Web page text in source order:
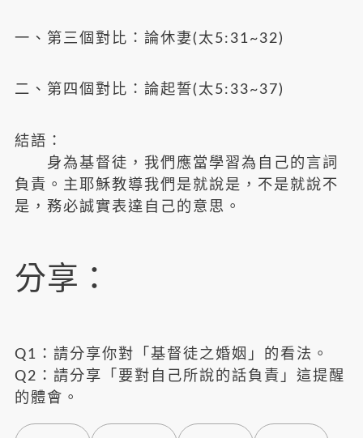
一、第三個對比：論休妻(太5:31~32)
二、第四個對比：論起誓(太5:33~37)
結語：
身為基督徒，我們應當學習為自己的言詞
負責。主耶穌教導我們是就說是，不是就說不
是，務必誠實表達自己的意思。
分享：
Q1：請分享你對「基督徒之婚姻」的看法。
Q2：請分享「要對自己所說的話負責」這提醒
的體會。